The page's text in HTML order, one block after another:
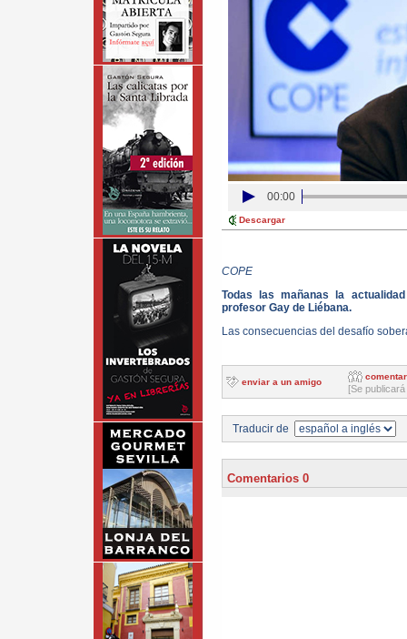
00:00
Descargar
COPE
Todas las mañanas la
profesor Gay de Liébana.
Las consecuencias del desafío
enviar a un amigo
comentar
[Se
Traducir de
Comentarios 0